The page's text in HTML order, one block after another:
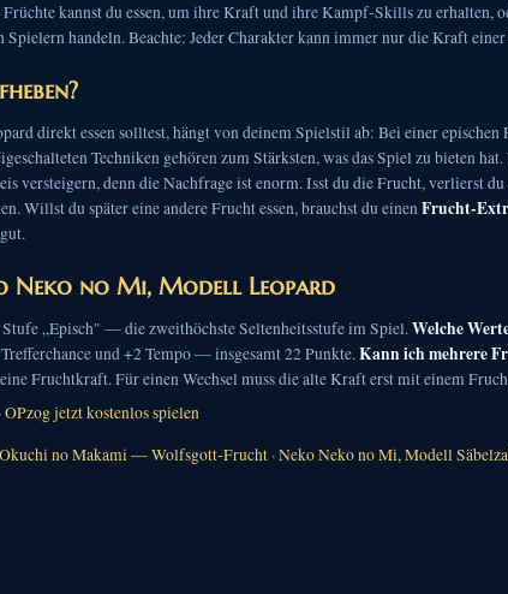
kannst du essen, um ihre Kraft und ihre Kampf-Skills zu erhalten,
Spielern handeln. Beachte: Jeder Charakter kann immer nur die Kraft
direkt essen solltest, hängt von deinem Spielstil ab: Bei einer epischen
Techniken gehören zum Stärksten, was das Spiel zu bieten
versteigern, denn die Nachfrage ist enorm. Isst du die Frucht, verlierst
Willst du später eine andere Frucht essen, brauchst du einenFrucht-
Neko no Mi, Modell Leopard
„Episch" — die zweithöchste Seltenheitsstufe im Spiel.Welche
und +2 Tempo — insgesamt 22 Punkte.Kann ich mehrere
Fruchtkraft. Für einen Wechsel muss die alte Kraft erst mit einem
·OPzog jetzt kostenlos spielen
no Makami — Wolfsgott-Frucht ·Neko Neko no Mi, Modell